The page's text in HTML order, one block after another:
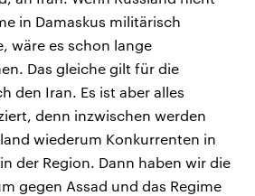
in Damaskus militärisch
wäre es schon lange
Das gleiche gilt für die
den Iran. Es ist aber alles
denn inzwischen werden
wiederum Konkurrenten in
der Region. Dann haben wir die
gegen Assad und das Regime